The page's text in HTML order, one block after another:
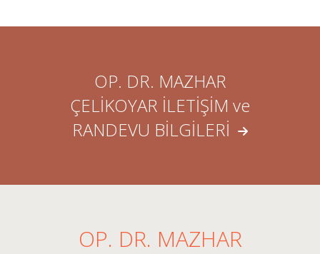
OP. DR. MAZHAR
ÇELİKOYAR İLETİŞİM ve
RANDEVU BİLGİLERİ
OP. DR. MAZHAR